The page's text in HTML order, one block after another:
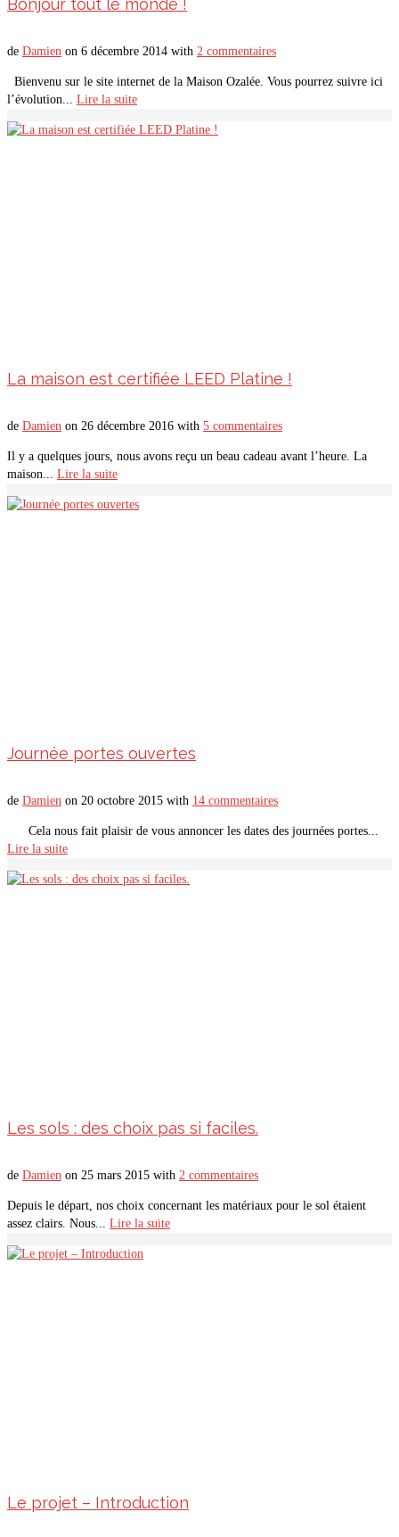
de Damien on 6 décembre 2014 with 2 commentaires
Bienvenu sur le site internet de la Maison Ozalée. Vous pourrez suivre ici
l’évolution... Lire la suite
La maison est certifiée LEED Platine !
de Damien on 26 décembre 2016 with 5 commentaires
Il y a quelques jours, nous avons reçu un beau cadeau avant l’heure. La
maison... Lire la suite
Journée portes ouvertes
de Damien on 20 octobre 2015 with 14 commentaires
Cela nous fait plaisir de vous annoncer les dates des journées portes...
Lire la suite
Les sols : des choix pas si faciles.
de Damien on 25 mars 2015 with 2 commentaires
Depuis le départ, nos choix concernant les matériaux pour le sol étaient
assez clairs. Nous... Lire la suite
Le projet – Introduction